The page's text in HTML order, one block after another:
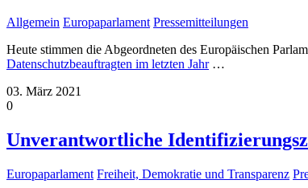
Allgemein Europaparlament Pressemitteilungen
Heute stimmen die Abgeordneten des Europäischen
Datenschutzbeauftragten im letzten Jahr …
03. März 2021
0
Unverantwortliche
Europaparlament Freiheit, Demokratie und Transparenz